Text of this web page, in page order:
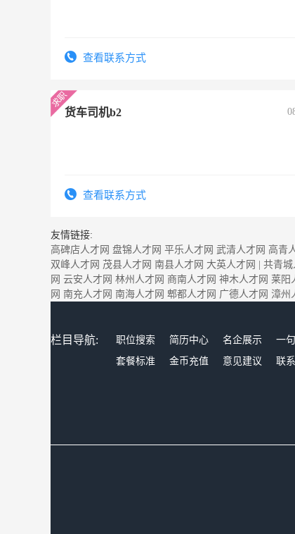
查看联系方式
货车司机b2
查看联系方式
友情链接:
高碑店人才网 盘锦人才网 平乐人才网 武清人才网 高青
双峰人才网 茂县人才网 南县人才网 大英人才网 共青城
网 云安人才网 林州人才网 商南人才网 神木人才网 莱阳
网 南充人才网 南海人才网 郫都人才网 广德人才网 漳州
栏目导航: 职位搜索 简历中心 名企展示 一
套餐标准
金币充值 意见建议 联